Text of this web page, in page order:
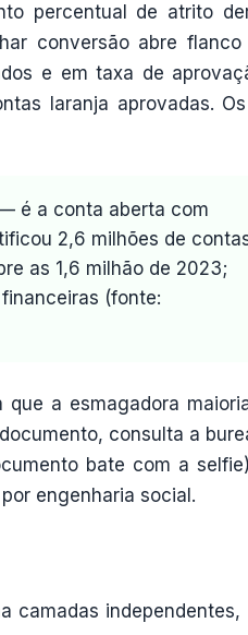
percentual de atrito
conversão abre flanco
e em taxa de
laranja aprovadas.
é a conta aberta com
2,6 milhões de
as 1,6 milhão de 2023;
(fonte:
a esmagadora
consulta a
bate com a
engenharia social.
camadas independentes,